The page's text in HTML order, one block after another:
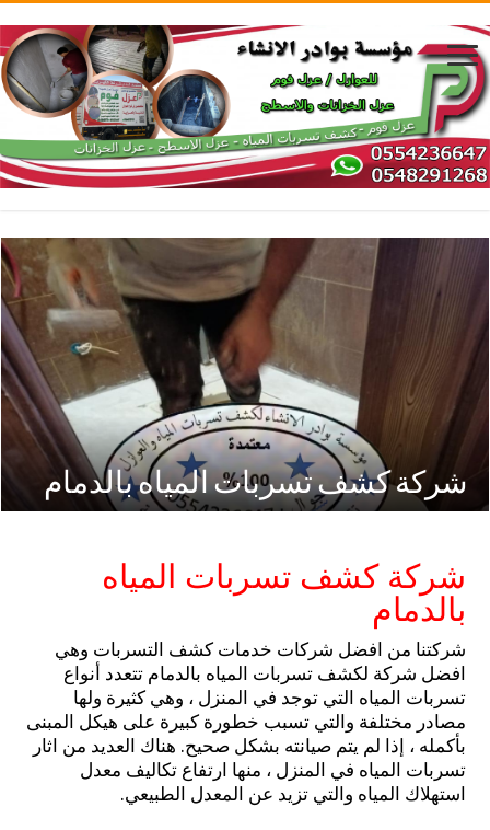
شركة كشف تسربات المياه بالدمام
شركة كشف تسربات المياه
بالدمام
شركتنا من افضل شركات خدمات كشف التسربات وهي
افضل شركة لكشف تسربات المياه بالدمام تتعدد أنواع
تسربات المياه التي توجد في المنزل ، وهي كثيرة ولها
مصادر مختلفة والتي تسبب خطورة كبيرة على هيكل المبنى
بأكمله ، إذا لم يتم صيانته بشكل صحيح. هناك العديد من اثار
تسربات المياه في المنزل ، منها ارتفاع تكاليف معدل
استهلاك المياه والتي تزيد عن المعدل الطبيعي.